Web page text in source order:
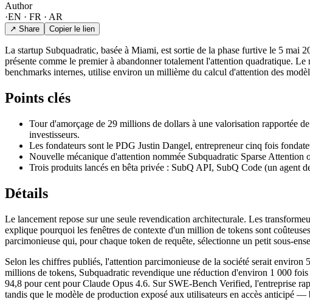
Author
·EN · FR · AR
↗ Share Copier le lien
La startup Subquadratic, basée à Miami, est sortie de la phase furtive le 5 mai
présente comme le premier à abandonner totalement l'attention quadratique.
benchmarks internes, utilise environ un millième du calcul d'attention des
Points clés
Tour d'amorçage de 29 millions de dollars à une valorisation rapportée
investisseurs.
Les fondateurs sont le PDG Justin Dangel, entrepreneur cinq fois
Nouvelle mécanique d'attention nommée Subquadratic Sparse
Trois produits lancés en bêta privée : SubQ API, SubQ Code (un agent
Détails
Le lancement repose sur une seule revendication architecturale. Les
explique pourquoi les fenêtres de contexte d'un million de tokens sont
parcimonieuse qui, pour chaque token de requête, sélectionne un petit sous-
Selon les chiffres publiés, l'attention parcimonieuse de la société serait
millions de tokens, Subquadratic revendique une réduction d'environ 1 000
94,8 pour cent pour Claude Opus 4.6. Sur SWE-Bench Verified, l'entreprise
tandis que le modèle de production exposé aux utilisateurs en accès